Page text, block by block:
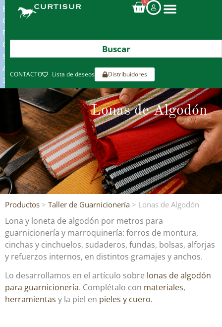
ENVIOS
GRATIS
POR
COMPRAS
SUPERIORES
A
300€*
CONTACTO Lista de deseos Distribuidores
Lonas de Algodón
Productos > Taller de Guarnicionería > Lonas de Algodón
Lona y loneta de algodón por metros para
guarnicionería y marroquinería: forros de montura,
cinchas y cinchuelos, sudaderos, fundas, bolsas, alforjas
y refuerzos internos, en distintos gramajes y anchos.
Lo desarrollamos en el artículo sobre lonas de algodón
para guarnicionería. Complétalo con materiales,
herramientas y la piel en pieles y cuero.